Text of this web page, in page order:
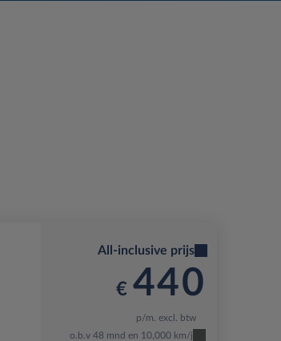
All-inclusive prijs
€ 440
p/m. excl. btw
o.b.v 48 mnd en 10,000 km/j